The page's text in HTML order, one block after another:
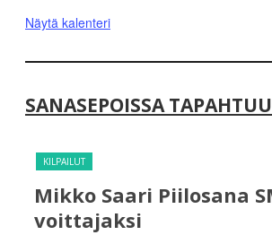
Näytä kalenteri
SANASEPOISSA
KILPAILUT
Mikko Saari Piilosana
voittajaksi